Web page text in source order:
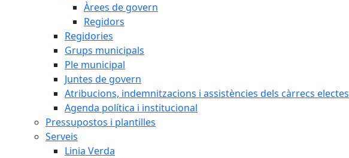
Àrees de govern
Regidors
Regidories
Grups municipals
Ple municipal
Juntes de govern
Atribucions, indemnitzacions i assistències dels càrrecs electes
Agenda política i institucional
Pressupostos i plantilles
Serveis
Linia Verda